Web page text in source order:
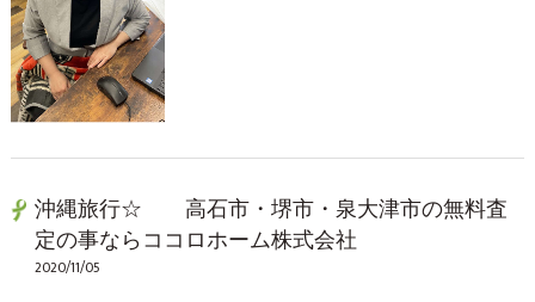
沖縄旅行☆ 高石市・堺市・泉大津市の無料査
定の事ならココロホーム株式会社
2020/11/05